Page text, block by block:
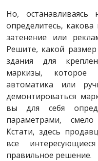
Но, останавливаясь
определитесь,
затенение или
Решите, какой
здания для
маркизы,
автоматика или
демонтироваться
вы для себя
параметрами,
Кстати, здесь
все
правильное решение.